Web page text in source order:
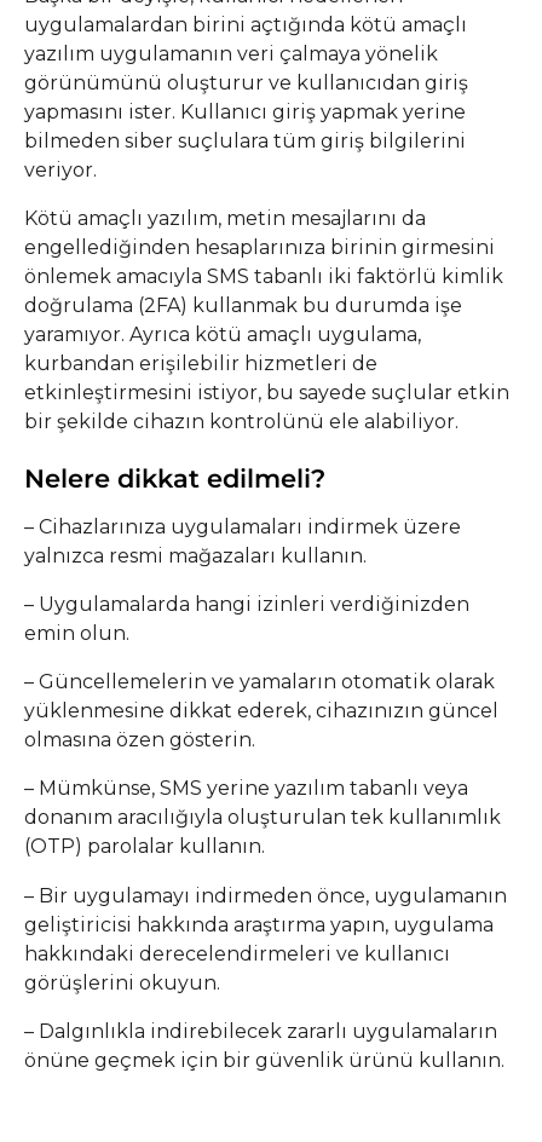
uygulamalardan birini açtığında kötü amaçlı
yazılım uygulamanın veri çalmaya yönelik
görünümünü oluşturur ve kullanıcıdan giriş
yapmasını ister. Kullanıcı giriş yapmak yerine
bilmeden siber suçlulara tüm giriş bilgilerini
veriyor.
Kötü amaçlı yazılım, metin mesajlarını da
engellediğinden hesaplarınıza birinin girmesini
önlemek amacıyla SMS tabanlı iki faktörlü kimlik
doğrulama (2FA) kullanmak bu durumda işe
yaramıyor. Ayrıca kötü amaçlı uygulama,
kurbandan erişilebilir hizmetleri de
etkinleştirmesini istiyor, bu sayede suçlular etkin
bir şekilde cihazın kontrolünü ele alabiliyor.
Nelere dikkat edilmeli?
– Cihazlarınıza uygulamaları indirmek üzere
yalnızca resmi mağazaları kullanın.
– Uygulamalarda hangi izinleri verdiğinizden
emin olun.
– Güncellemelerin ve yamaların otomatik olarak
yüklenmesine dikkat ederek, cihazınızın güncel
olmasına özen gösterin.
– Mümkünse, SMS yerine yazılım tabanlı veya
donanım aracılığıyla oluşturulan tek kullanımlık
(OTP) parolalar kullanın.
– Bir uygulamayı indirmeden önce, uygulamanın
geliştiricisi hakkında araştırma yapın, uygulama
hakkındaki derecelendirmeleri ve kullanıcı
görüşlerini okuyun.
– Dalgınlıkla indirebilecek zararlı uygulamaların
önüne geçmek için bir güvenlik ürünü kullanın.